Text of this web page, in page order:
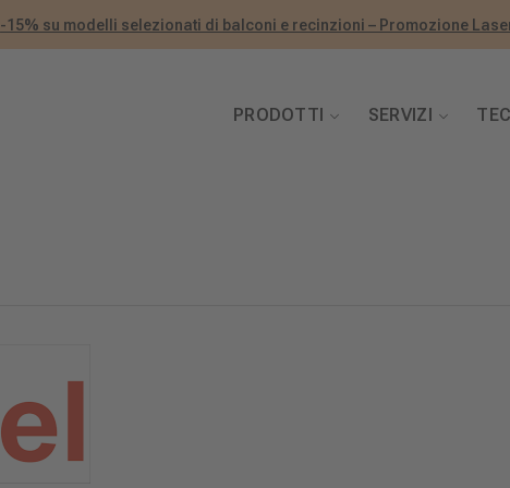
-15% su modelli selezionati di balconi e recinzioni – Promozione
PRODOTTI SERVIZI